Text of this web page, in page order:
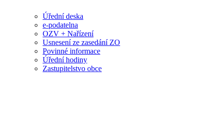
Úřední deska
e-podatelna
OZV + Nařízení
Usnesení ze zasedání ZO
Povinné informace
Úřední hodiny
Zastupitelstvo obce